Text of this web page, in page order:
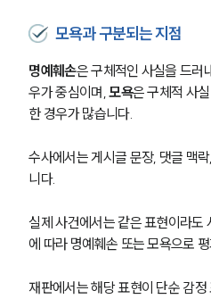
모욕과 구분되는 지점
명예훼손은 구체적인 사실을 드러
우가 중심이며, 모욕은 구체적 사
한 경우가 많습니다.
수사에서는 게시글 문장, 댓글 맥
니다.
실제 사건에서는 같은 표현이라도
에 따라 명예훼손 또는 모욕으로
재판에서는 해당 표현이 단순 감